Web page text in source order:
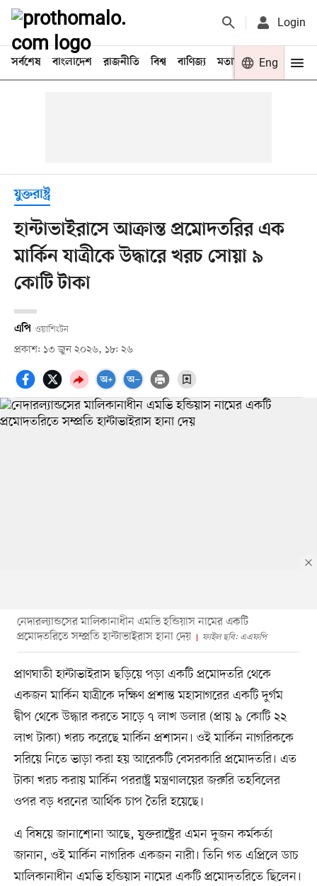
Login
সর্বশেষ বাংলাদেশ রাজনীতি বিশ্ব বাণিজ্য মতামত খেলা
Eng
যুক্তরাষ্ট্র
হান্টাভাইরাসে আক্রান্ত প্রমোদতরির এক
মার্কিন যাত্রীকে উদ্ধারে খরচ সোয়া ৯
কোটি টাকা
এপি ওয়াশিংটন
প্রকাশ: ১৩ জুন ২০২৬, ১৮: ২৬
নেদারল্যান্ডসের মালিকানাধীন এমভি হন্ডিয়াস নামের একটি
প্রমোদতরিতে সম্প্রতি হান্টাভাইরাস হানা দেয়
ফাইল ছবি: এএফপি
প্রাণঘাতী হান্টাভাইরাস ছড়িয়ে পড়া একটি প্রমোদতরি থেকে
একজন মার্কিন যাত্রীকে দক্ষিণ প্রশান্ত মহাসাগরের একটি দুর্গম
দ্বীপ থেকে উদ্ধার করতে সাড়ে ৭ লাখ ডলার (প্রায় ৯ কোটি ২২
লাখ টাকা) খরচ করেছে মার্কিন প্রশাসন। ওই মার্কিন নাগরিককে
সরিয়ে নিতে ভাড়া করা হয় আরেকটি বেসরকারি প্রমোদতরি। এত
টাকা খরচ করায় মার্কিন পররাষ্ট্র মন্ত্রণালয়ের জরুরি তহবিলের
ওপর বড় ধরনের আর্থিক চাপ তৈরি হয়েছে।
এ বিষয়ে জানাশোনা আছে, যুক্তরাষ্ট্রের এমন দুজন কর্মকর্তা
জানান, ওই মার্কিন নাগরিক একজন নারী। তিনি গত এপ্রিলে ডাচ
মালিকানাধীন এমভি হন্ডিয়াস নামের একটি প্রমোদতরিতে ছিলেন।